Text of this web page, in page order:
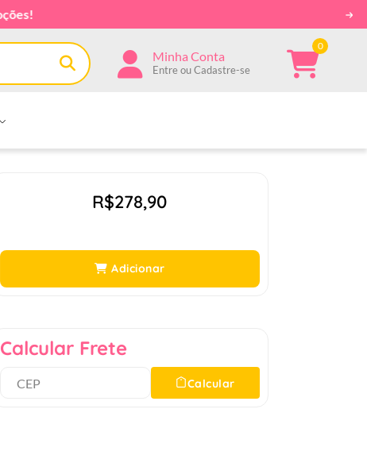
Minha Conta
Entre ou Cadastre-se
0
R$278,90
Adicionar
Calcular Frete
Calcular